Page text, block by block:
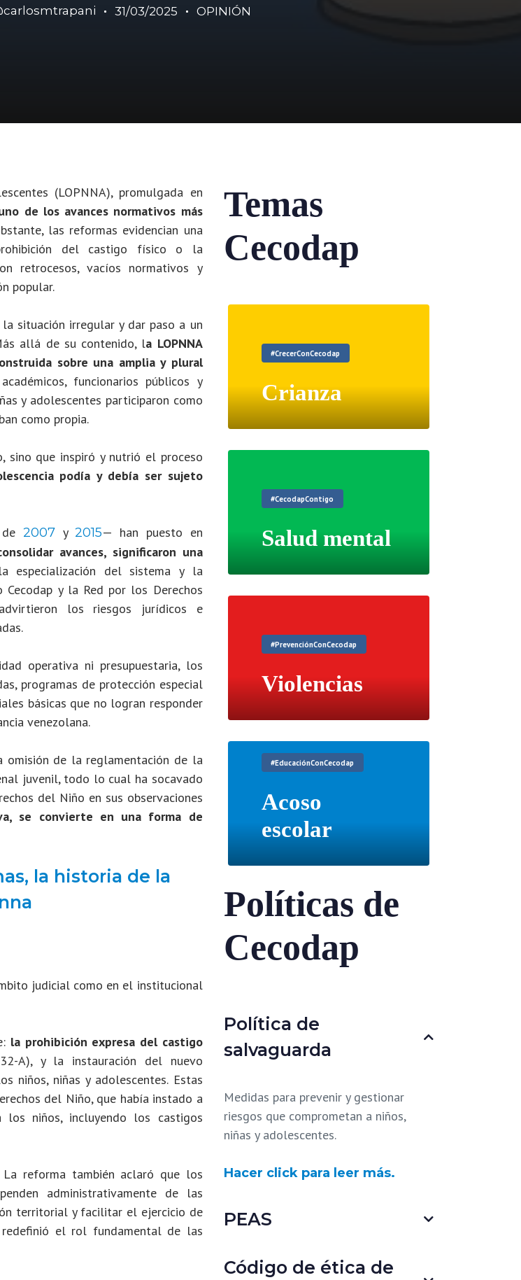
31/03/2025 OPINIÓN
(LOPNNA), promulgada en
de los avances normativos más
las reformas evidencian una
del castigo físico o la
retrocesos, vacíos normativos y
popular.
situación irregular y dar paso a un
allá de su contenido, la LOPNNA
sobre una amplia y plural
funcionarios públicos y
y adolescentes participaron como
como propia.
sino que inspiró y nutrió el proceso
podía y debía ser sujeto
2007y2015— han puesto en
avances, significaron una
especialización del sistema y la
Cecodap y la Red por los Derechos
los riesgos jurídicos e
operativa ni presupuestaria, los
programas de protección especial
básicas que no logran responder
venezolana.
omisión de la reglamentación de la
juvenil, todo lo cual ha socavado
del Niño en sus observaciones
se convierte en una forma de
la historia de la
judicial como en el institucional
la prohibición expresa del castigo
A), y la instauración del nuevo
niños, niñas y adolescentes. Estas
del Niño, que había instado a
los niños, incluyendo los castigos
reforma también aclaró que los
administrativamente de las
territorial y facilitar el ejercicio de
redefinió el rol fundamental de las
Temas
Cecodap
#CrecerConCecodap
Crianza
#CecodapContigo
Salud mental
#PrevenciónConCecodap
Violencias
#EducaciónConCecodap
Acoso
escolar
Políticas de
Cecodap
Política de
salvaguarda
Medidas para prevenir y gestionar
riesgos que comprometan a niños,
niñas y adolescentes.
Hacer click para leer más.
PEAS
Código de ética de